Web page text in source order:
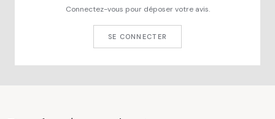
Connectez-vous pour déposer votre avis.
SE CONNECTER